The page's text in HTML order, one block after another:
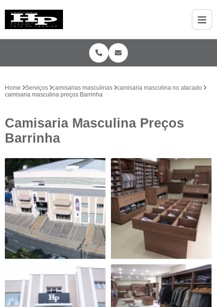
Home Serviços camisarias masculinas
camisaria masculina no atacado
camisaria masculina preços Barrinha
Camisaria Masculina Preços
Barrinha